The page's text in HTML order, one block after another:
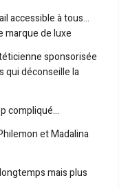
accessible à tous…
marque de luxe
sponsorisée
qui déconseille la
compliqué…
et Madalina
mais plus